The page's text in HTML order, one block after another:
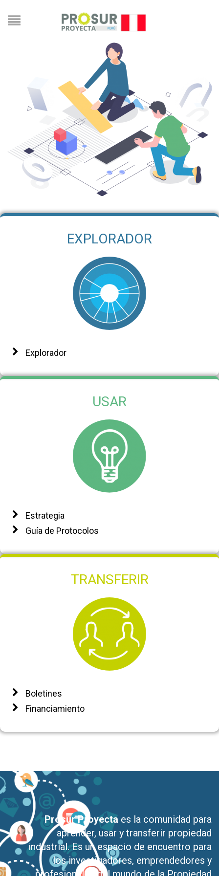
EXPLORADOR
Explorador
USAR
Estrategia
Guía de Protocolos
TRANSFERIR
Boletines
Financiamiento
Prosur Proyecta es la comunidad para
aprender, usar y transferir propiedad
industrial. Es un espacio de encuentro para
los investigadores, emprendedores y